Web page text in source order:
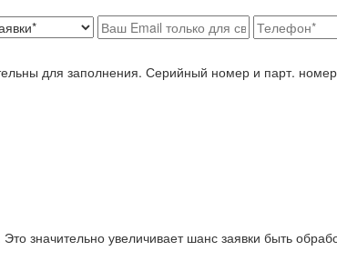
для заполнения. Серийный номер и парт.
значительно увеличивает шанс заявки быть